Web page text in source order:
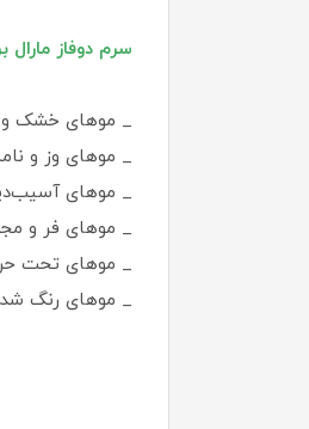
سرم دوفاز
_ موهای خشک
_ موهای وز و
_ موهای
_ موهای فر و
_ موهای تحت
_ موهای رنگ